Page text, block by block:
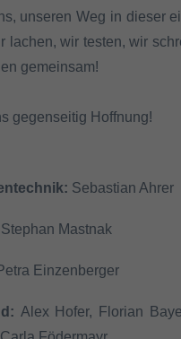
unseren Weg in dieser
lachen, wir testen, wir
gemeinsam!
gegenseitig Hoffnung!
Sebastian Ahrer
Stephan Mastnak
Einzenberger
Alex Hofer, Florian